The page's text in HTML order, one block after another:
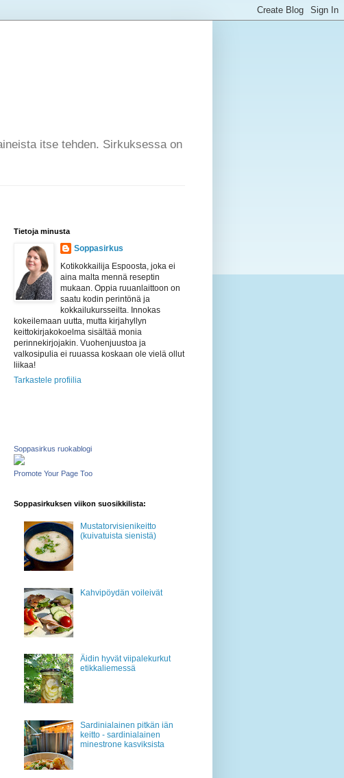
itse tehden. Sirkuksessa on
Tietoja minusta
Soppasirkus
Kotikokkailija Espoosta, joka ei
aina malta mennä reseptin
mukaan. Oppia ruuanlaittoon on
saatu kodin perintönä ja
kokkailukursseilta. Innokas
kokeilemaan uutta, mutta kirjahyllyn
keittokirjakokoelma sisältää monia
perinnekirjojakin. Vuohenjuustoa ja
valkosipulia ei ruuassa koskaan ole vielä ollut
liikaa!
Tarkastele profiilia
Soppasirkus ruokablogi
Promote Your Page Too
Soppasirkuksen viikon suosikkilista:
Mustatorvisienikeitto
(kuivatuista sienistä)
Kahvipöydän voileivät
Äidin hyvät viipalekurkut
etikkaliemessä
Sardinialainen pitkän iän
keitto - sardinialainen
minestrone kasviksista